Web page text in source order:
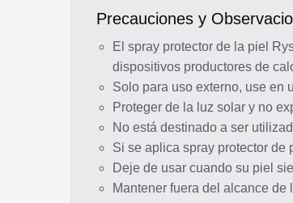
Precauciones y
El spray protector de la piel
dispositivos productores de
Solo para uso externo, use en
Proteger de la luz solar y no
No está destinado a ser
Si se aplica spray protector
Deje de usar cuando su piel
Mantener fuera del alcance de